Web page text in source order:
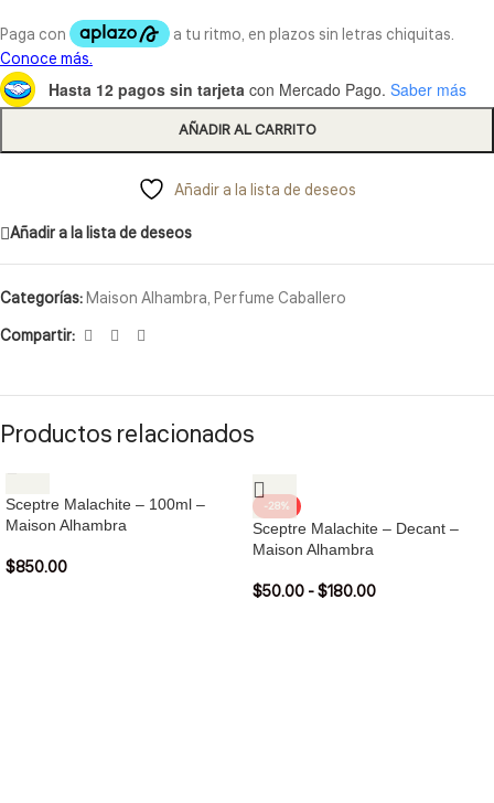
Hasta 12 pagos sin tarjeta con Mercado Pago. Saber más
AÑADIR AL CARRITO
Añadir a la lista de deseos
Añadir a la lista de deseos
Categorías:Maison Alhambra, Perfume Caballero
Compartir:
Productos relacionados
Sceptre Malachite – 100ml –
Maison Alhambra
$850.00
-28%
Sceptre Malachite – Decant –
Maison Alhambra
$50.00 -$180.00